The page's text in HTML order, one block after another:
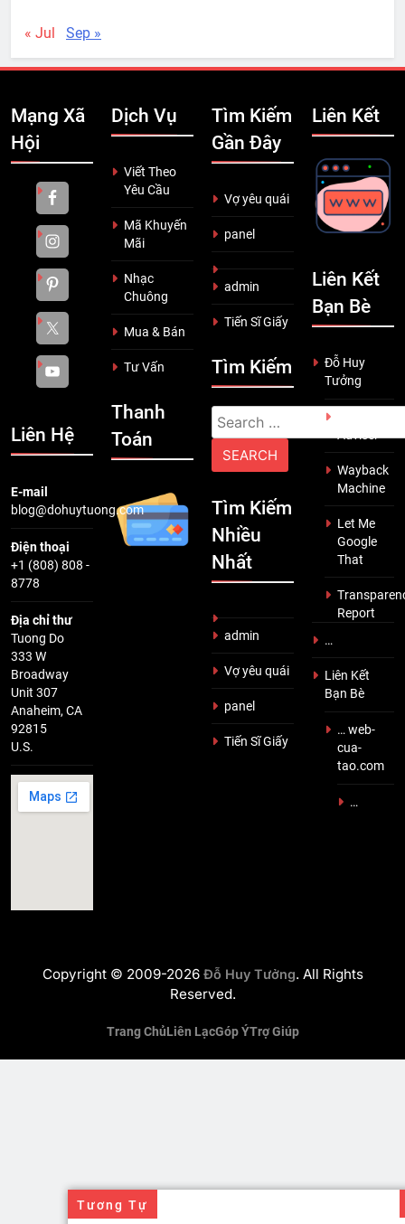
Tương Tự
« Jul Sep »
Mạng Xã
Hội
Liên Hệ
E-mail
blog@dohuytuong.com
Điện thoại
+1 (808) 808 -
8778
Địa chỉ thư
Tuong Do
333 W
Broadway
Unit 307
Anaheim, CA
92815
U.S.
Dịch Vụ
Viết Theo
Yêu Cầu
Mã Khuyến
Mãi
Nhạc
Chuông
Mua & Bán
Tư Vấn
Thanh
Toán
Tìm Kiếm
Gần Đây
Vợ yêu quái
panel
admin
Tiến Sĩ Giấy
Tìm Kiếm
Search
for:
Tìm Kiếm
Nhiều
Nhất
admin
Vợ yêu quái
panel
Tiến Sĩ Giấy
Liên Kết
Liên Kết
Bạn Bè
Đỗ Huy
Tưởng
Adviser
Wayback
Machine
Let Me
Google
That
Report
…
Liên Kết
Bạn Bè
… web-
cua-
tao.com
…
Copyright © 2009-2026 Đỗ Huy Tưởng. All Rights
Reserved.
Trang ChủLiên LạcGóp ÝTrợ Giúp